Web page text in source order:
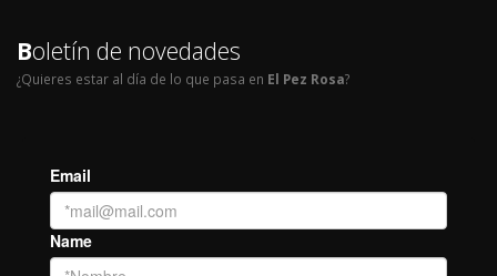
Boletín de novedades
¿Quieres estar al día de lo que pasa en El Pez Rosa?